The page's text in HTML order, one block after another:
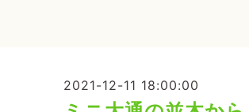
2021-12-11 18:00:00